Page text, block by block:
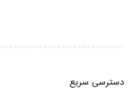
دسترسی سریع